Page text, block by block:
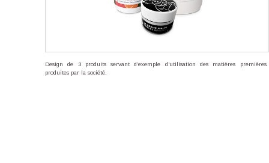
Design de 3 produits servant d’exemple d’utilisation des matières premières
produites par la société.